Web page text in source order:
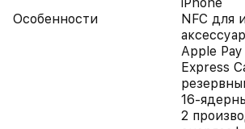
Особенности
NFC для
Apple Pay
Express
16-
2